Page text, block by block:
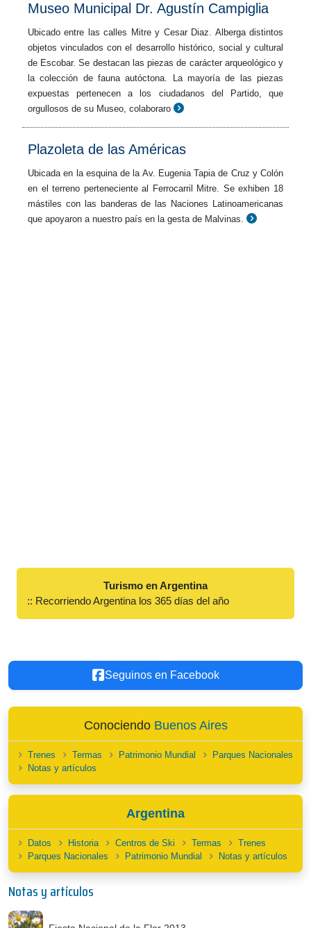
Museo Municipal Dr. Agustín Campiglia
Ubicado entre las calles Mitre y Cesar Diaz. Alberga distintos
objetos vinculados con el desarrollo histórico, social y cultural
de Escobar. Se destacan las piezas de carácter arqueológico y
la colección de fauna autóctona. La mayoría de las piezas
expuestas pertenecen a los ciudadanos del Partido, que
orgullosos de su Museo, colaboraro
Plazoleta de las Américas
Ubicada en la esquina de la Av. Eugenia Tapia de Cruz y Colón
en el terreno perteneciente al Ferrocarril Mitre. Se exhiben 18
mástiles con las banderas de las Naciones Latinoamericanas
que apoyaron a nuestro país en la gesta de Malvinas.
Turismo en Argentina
:: Recorriendo Argentina los 365 días del año
Seguinos en Facebook
Conociendo Buenos Aires
Trenes Termas Patrimonio Mundial
Parques Nacionales
Notas y artículos
Argentina
Datos Historia Centros de Ski Termas
Trenes
Parques Nacionales
Patrimonio Mundial Notas y artículos
Notas y artículos